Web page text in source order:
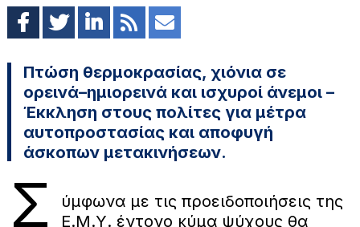
Πτώση θερμοκρασίας, χιόνια σε
ορεινά–ημιορεινά και ισχυροί άνεμοι –
Έκκληση στους πολίτες για μέτρα
αυτοπροστασίας και αποφυγή
άσκοπων μετακινήσεων.
Σ
ύμφωνα με τις προειδοποιήσεις της
Ε.Μ.Υ. έντονο κύμα ψύχους θα